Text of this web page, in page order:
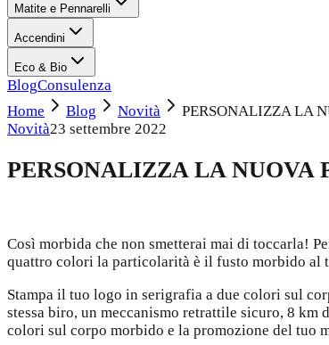
Matite e Pennarelli
Accendini
Eco & Bio
BlogConsulenza
Home
Blog Novità
PERSONALIZZA LA
Novità23 settembre 2022
PERSONALIZZA LA NUOVA
Così morbida che non smetterai mai di toccarla!
quattro colori la particolarità è il fusto morbido al
Stampa il tuo logo in serigrafia a due colori sul
stessa biro, un meccanismo retrattile sicuro, 8
colori sul corpo morbido e la promozione del tuo